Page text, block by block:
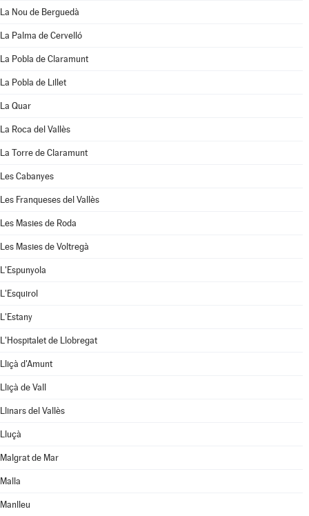
La Nou de Berguedà
La Palma de Cervelló
La Pobla de Claramunt
La Pobla de Lillet
La Quar
La Roca del Vallès
La Torre de Claramunt
Les Cabanyes
Les Franqueses del Vallès
Les Masies de Roda
Les Masies de Voltregà
L'Espunyola
L'Esquirol
L'Estany
L'Hospitalet de Llobregat
Lliçà d'Amunt
Lliçà de Vall
Llinars del Vallès
Lluçà
Malgrat de Mar
Malla
Manlleu